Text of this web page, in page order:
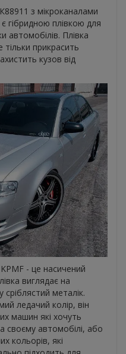
з мікроканалами
гібридною плівкою для
автомобілів. Плівка
тільки прикрасить
кузов від
- це насичений
виглядає на
металік.
ледачий колір, він
машин які хочуть
своєму автомобілі, або
кольорів, які